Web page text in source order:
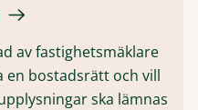
av fastighetsmäklare
en bostadsrätt och vill
ska lämnas